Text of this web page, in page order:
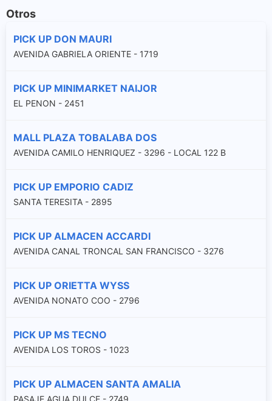
Otros
PICK UP DON MAURI
AVENIDA GABRIELA ORIENTE - 1719
PICK UP MINIMARKET NAIJOR
EL PENON - 2451
MALL PLAZA TOBALABA DOS
AVENIDA CAMILO HENRIQUEZ - 3296 - LOCAL 122 B
PICK UP EMPORIO CADIZ
SANTA TERESITA - 2895
PICK UP ALMACEN ACCARDI
AVENIDA CANAL TRONCAL SAN FRANCISCO - 3276
PICK UP ORIETTA WYSS
AVENIDA NONATO COO - 2796
PICK UP MS TECNO
AVENIDA LOS TOROS - 1023
PICK UP ALMACEN SANTA AMALIA
PASAJE AGUA DULCE - 2749